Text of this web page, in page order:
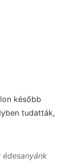
később
tudatták,